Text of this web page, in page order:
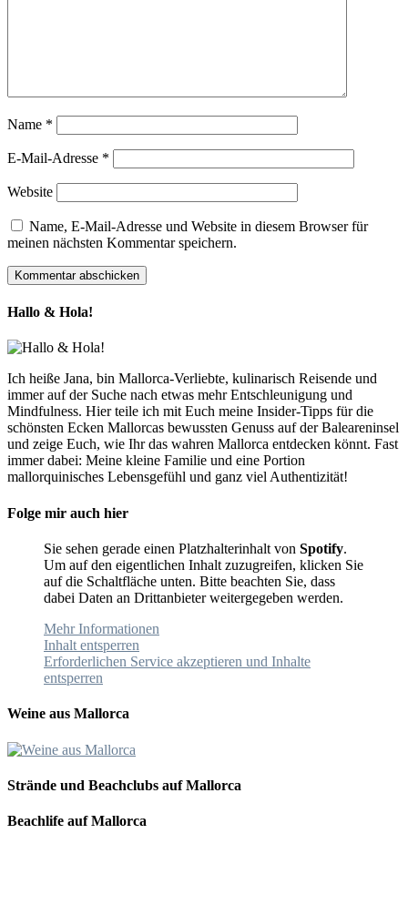
Name *
E-Mail-Adresse *
Website
Name, E-Mail-Adresse und Website in diesem Browser für
meinen nächsten Kommentar speichern.
Hallo & Hola!
Ich heiße Jana, bin Mallorca-Verliebte, kulinarisch Reisende und
immer auf der Suche nach etwas mehr Entschleunigung und
Mindfulness. Hier teile ich mit Euch meine Insider-Tipps für die
schönsten Ecken Mallorcas bewussten Genuss auf der Baleareninsel
und zeige Euch, wie Ihr das wahren Mallorca entdecken könnt. Fast
immer dabei: Meine kleine Familie und eine Portion
mallorquinisches Lebensgefühl und ganz viel Authentizität!
Folge mir auch hier
Sie sehen gerade einen Platzhalterinhalt von Spotify.
Um auf den eigentlichen Inhalt zuzugreifen, klicken Sie
auf die Schaltfläche unten. Bitte beachten Sie, dass
dabei Daten an Drittanbieter weitergegeben werden.
Mehr Informationen
Inhalt entsperren
Erforderlichen Service akzeptieren und Inhalte
entsperren
Weine aus Mallorca
Strände und Beachclubs auf Mallorca
Beachlife auf Mallorca